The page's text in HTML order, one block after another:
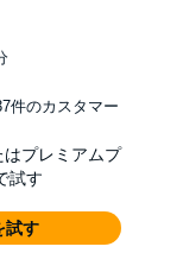
件のカスタマー
はプレミアムプ
試す
試す